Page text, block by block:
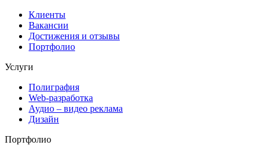
Клиенты
Вакансии
Достижения и отзывы
Портфолио
Услуги
Полиграфия
Web-разработка
Аудио – видео реклама
Дизайн
Портфолио